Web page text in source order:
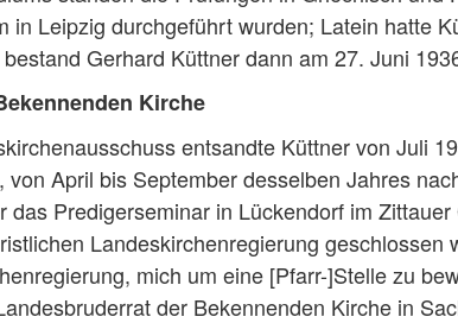
in Leipzig durchgeführt wurden; Latein hatte
Gerhard Küttner dann am 27. Juni
Kirche
entsandte Küttner von Juli
von April bis September desselben Jahres
das Predigerseminar in Lückendorf im
Landeskirchenregierung geschlossen
mich um eine [Pfarr-]Stelle zu
der Bekennenden Kirche in